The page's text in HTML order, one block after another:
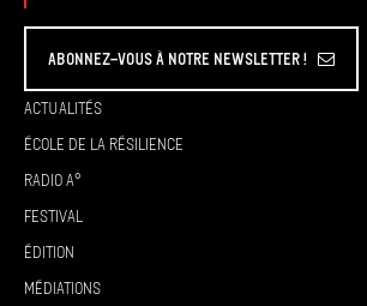
Abonnez-vous à Notre Newsletter !
Actualités
École de la résilience
Radio A°
Festival
Édition
Médiations